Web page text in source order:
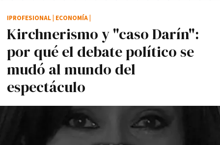
Kirchnerismo y "caso Darí­n":
por qué el debate polí­tico se
mudó al mundo del
espectáculo
IPROFESIONAL ECONOMÍA